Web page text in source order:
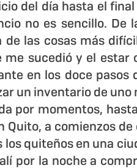
del día hasta el
no es sencillo. De
de las cosas más
me sucedió y el estar
en los doce pasos
un inventario de
por momentos,
a comienzos
quiteños en una
por la noche a